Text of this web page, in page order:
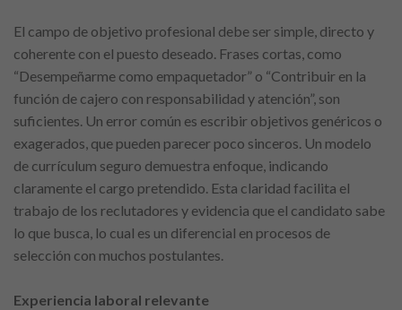
El campo de objetivo profesional debe ser simple, directo y
coherente con el puesto deseado. Frases cortas, como
“Desempeñarme como empaquetador” o “Contribuir en la
función de cajero con responsabilidad y atención”, son
suficientes. Un error común es escribir objetivos genéricos o
exagerados, que pueden parecer poco sinceros. Un modelo
de currículum seguro demuestra enfoque, indicando
claramente el cargo pretendido. Esta claridad facilita el
trabajo de los reclutadores y evidencia que el candidato sabe
lo que busca, lo cual es un diferencial en procesos de
selección con muchos postulantes.
Experiencia laboral relevante